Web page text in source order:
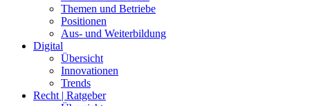
Themen und Betriebe
Positionen
Aus- und Weiterbildung
Digital
Übersicht
Innovationen
Trends
Recht | Ratgeber